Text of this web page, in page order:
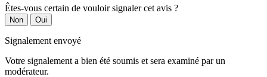
Êtes-vous certain de vouloir signaler cet avis ?
Non Oui
Signalement envoyé
Votre signalement a bien été soumis et sera examiné par un
modérateur.